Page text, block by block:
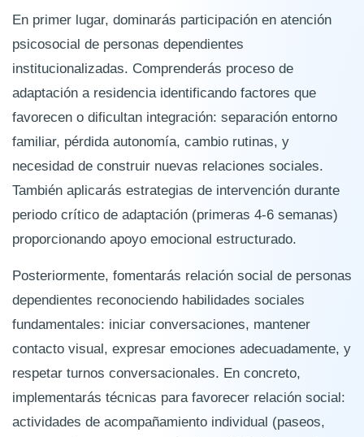
En primer lugar, dominarás participación en atención
psicosocial de personas dependientes
institucionalizadas. Comprenderás proceso de
adaptación a residencia identificando factores que
favorecen o dificultan integración: separación entorno
familiar, pérdida autonomía, cambio rutinas, y
necesidad de construir nuevas relaciones sociales.
También aplicarás estrategias de intervención durante
periodo crítico de adaptación (primeras 4-6 semanas)
proporcionando apoyo emocional estructurado.
Posteriormente, fomentarás relación social de personas
dependientes reconociendo habilidades sociales
fundamentales: iniciar conversaciones, mantener
contacto visual, expresar emociones adecuadamente, y
respetar turnos conversacionales. En concreto,
implementarás técnicas para favorecer relación social:
actividades de acompañamiento individual (paseos,